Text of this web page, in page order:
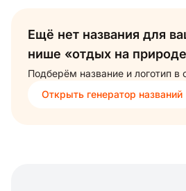
Ещё нет названия для
нише «отдых на
Подберём название и логотип в
Открыть генератор названий